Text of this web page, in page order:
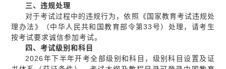
三、违规处理
对于考试过程中的违规行为，依照《国家教育考试违规处
理办法》（中华人民共和国教育部令第33号）处理，请考生
按考试要求诚信参加考试。
四、考试级别和科目
2026年下半年开考全部级别和科目，级别科目设置及证